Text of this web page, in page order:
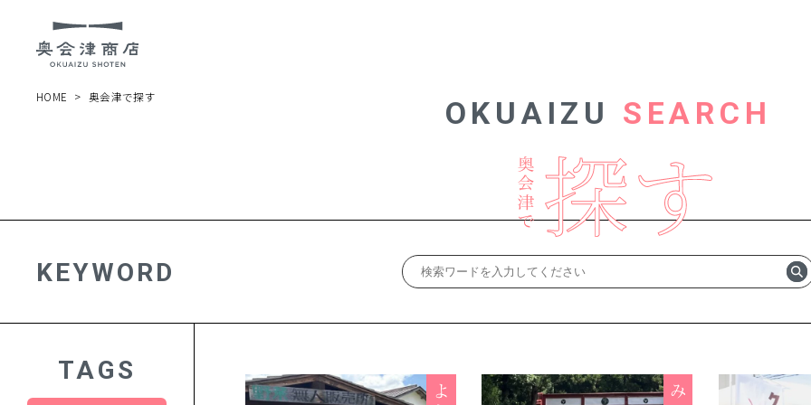
OKUAIZU SEARCH
HOME 奥会津で探す
KEYWORD
TAGS